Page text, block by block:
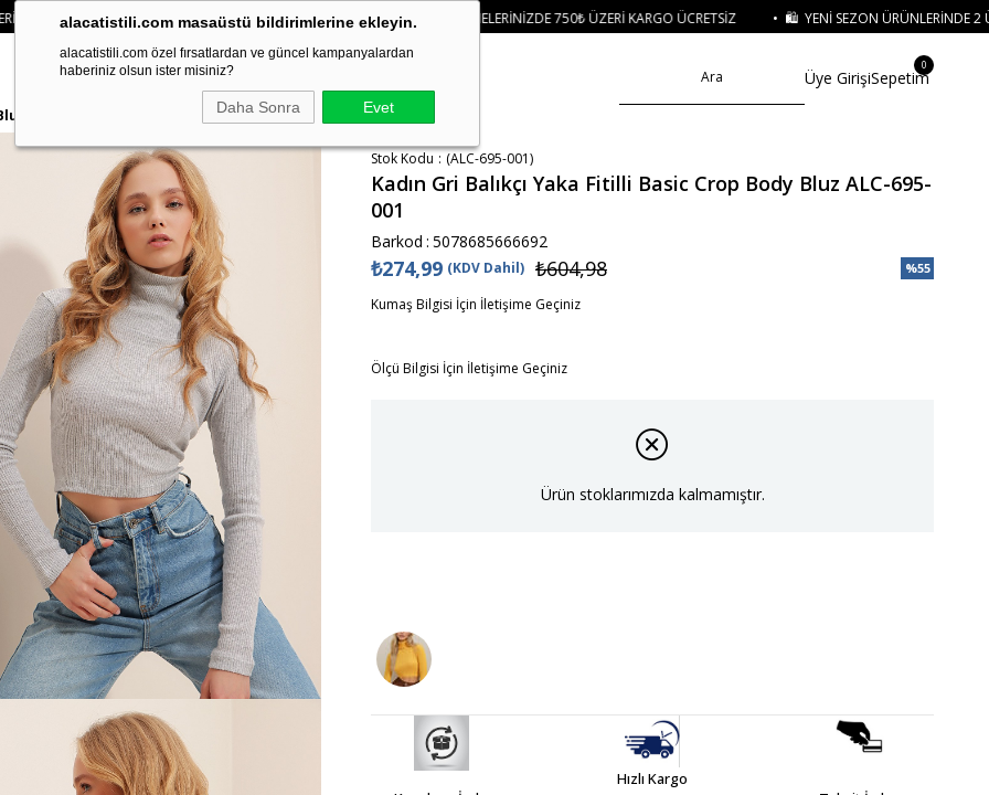
alacatistili.com masaüstü bildirimlerine ekleyin.
alacatistili.com özel fırsatlardan ve güncel kampanyalardan
haberiniz olsun ister misiniz?
Daha Sonra Evet
%15 İNDIRIM • 🚚KREDI KARTI VE HAVALE ÖDEMELERINIZDE 750₺ ÜZERI KARGO ÜCRETSIZ • 🛍️ YENI SEZON ÜRÜNLERINDE 2 ÜRÜN VE ÜZERI
Üye GirişiSepetim
0
ALC-695-001
Stok Kodu (ALC-695-001)
Kadın Gri Balıkçı Yaka Fitilli Basic Crop Body Bluz ALC-695-
001
Barkod : 5078685666692
%55
₺604,98
₺274,99 (KDV Dahil)
Kumaş Bilgisi İçin İletişime Geçiniz
Ölçü Bilgisi İçin İletişime Geçiniz
Ürün stoklarımızda kalmamıştır.
Hızlı Kargo